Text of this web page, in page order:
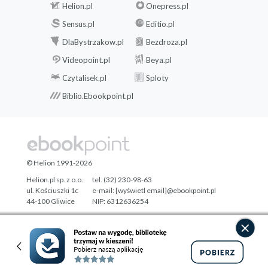
Helion.pl
Onepress.pl
Sensus.pl
Editio.pl
DlaBystrzakow.pl
Bezdroza.pl
Videopoint.pl
Beya.pl
Czytalisek.pl
Sploty
Biblio.Ebookpoint.pl
Designed with ♥ byTonik.pl
© Helion 1991-2026
Helion.pl sp. z o.o.
ul. Kościuszki 1c
44-100 Gliwice
tel. (32) 230-98-63
e-mail:[wyświetl email]@ebookpoint.pl
NIP: 6312636254
Regon: 241989027
Pełna wersja strony »